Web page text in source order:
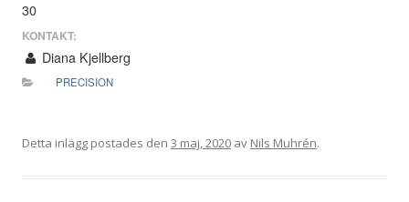
30
KONTAKT:
Diana Kjellberg
PRECISION
Detta inlägg postades den 3 maj, 2020 av Nils Muhrén.